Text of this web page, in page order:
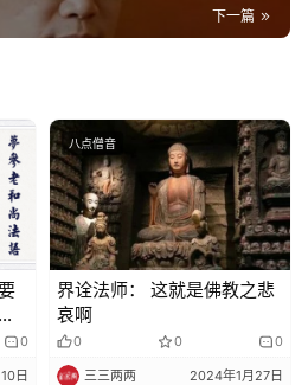
注册
下一篇
0
日
八点僧音
界诠法师： 这就是佛教之悲
哀啊
0 0 0
三三两两 2024年1月27日